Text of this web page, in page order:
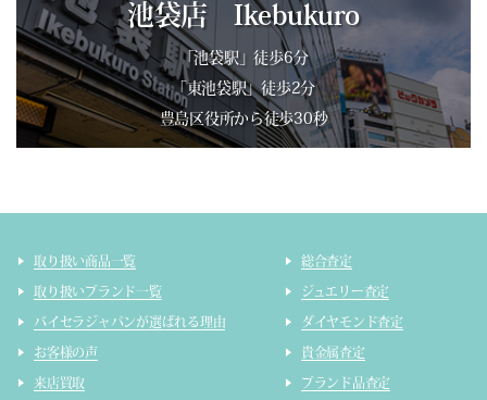
池袋店 Ikebukuro
「池袋駅」徒歩6分
「東池袋駅」徒歩2分
豊島区役所から徒歩30秒
取り扱い商品一覧
取り扱いブランド一覧
バイセラジャパンが選ばれる理由
お客様の声
来店買取
総合査定
ジュエリー査定
ダイヤモンド査定
貴金属査定
ブランド品査定